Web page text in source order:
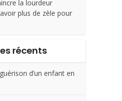
la lourdeur
plus de zèle pour
récents
d’un enfant en